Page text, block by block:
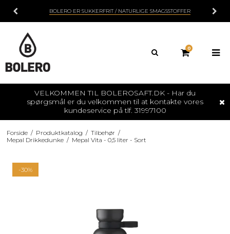
BOLERO ER SUKKERFRIT / NATURLIGE SMAGSSTOFFER
0
VELKOMMEN TIL BOLEROSAFT.DK - Har du
spørgsmål er du velkommen til at kontakte vores
kundeservice på tlf. 31997100
Forside / Produktkatalog / Tilbehør /
Mepal Drikkedunke / Mepal Vita - 0,5 liter - Sort
-30%